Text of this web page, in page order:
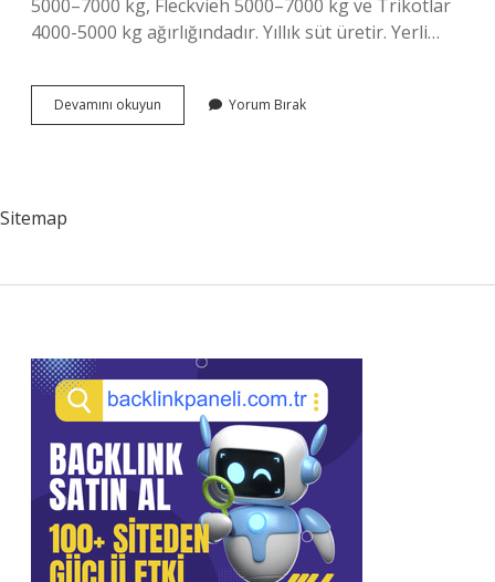
5000–7000 kg, Fleckvieh 5000–7000 kg ve Trikotlar
4000-5000 kg ağırlığındadır. Yıllık süt üretir. Yerli…
Devamını okuyun
Koyun
Yorum Bırak
Sitemap
Sidebar